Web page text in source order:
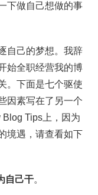
下做自己想做的事
自己的梦想。我辞
始全职经营我的博
。下面是七个驱使
因素写在了另一个
Tips上，因为
境遇，请查看如下
自己干。